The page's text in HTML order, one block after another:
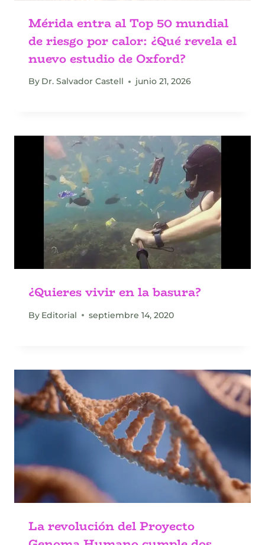
Mérida entra al Top 50 mundial
de riesgo por calor: ¿Qué revela el
nuevo estudio de Oxford?
By Dr. Salvador Castell junio 21, 2026
¿Quieres vivir en la basura?
By Editorial septiembre 14, 2020
La revolución del Proyecto